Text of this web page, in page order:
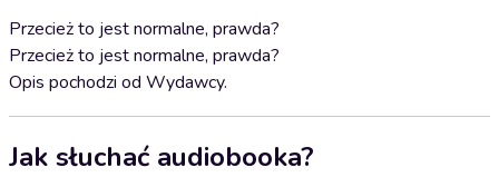
Przecież to jest normalne, prawda?
Przecież to jest normalne, prawda?
Opis pochodzi od Wydawcy.
Jak słuchać audiobooka?